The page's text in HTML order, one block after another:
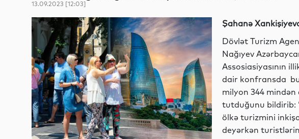
İqtisadiyyat
Analitika
Mədəniyyət
Müsahibə
Hadisə
Diaspor
13.09.2023 [12:03]
Şahanə
Dövlət Turizm
Nağıyev
Assosiasiyasının
dair konfransda bu
milyon 344
tutduğunu bildirib:
ölkə turizmini
deyərkən